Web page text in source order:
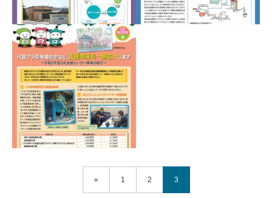
「３Ｒのススメ。」2020
年秋号（2020.10）
« 1 2 3